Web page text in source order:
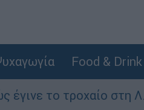
Food & Drink
το τροχαίο στη Λ.